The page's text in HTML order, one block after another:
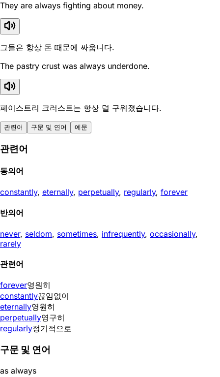
They are always fighting about money.
그들은 항상 돈 때문에 싸웁니다.
The pastry crust was always underdone.
페이스트리 크러스트는 항상 덜 구워졌습니다.
관련어 구문 및 연어 예문
관련어
동의어
constantly, eternally, perpetually, regularly, forever
반의어
never, seldom, sometimes, infrequently, occasionally,
rarely
관련어
forever영원히
constantly끊임없이
eternally영원히
perpetually영구히
regularly정기적으로
구문 및 연어
as always